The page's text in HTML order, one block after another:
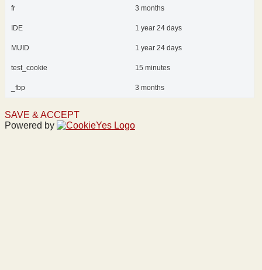
fr 3 months
IDE 1 year 24 days
MUID 1 year 24 days
test_cookie 15 minutes
_fbp 3 months
SAVE & ACCEPT
Powered by